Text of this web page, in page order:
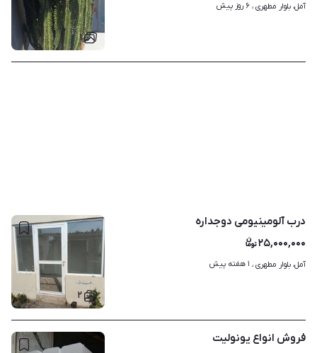
۱
آمل، بلوار مطهری ، ۶ روز پیش
۲
درب آلومینیومی دوجداره
۲۵,۰۰۰,۰۰۰
آمل، بلوار مطهری ، ۱ هفته پیش
فروش انواع یونولیت